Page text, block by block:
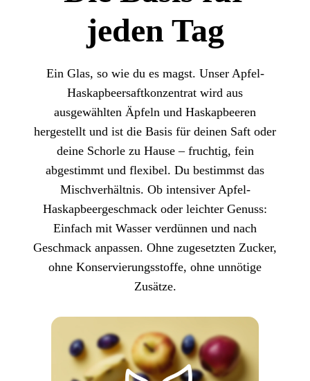
jeden Tag
Ein Glas, so wie du es magst. Unser Apfel-
Haskapbeersaftkonzentrat wird aus
ausgewählten Äpfeln und Haskapbeeren
hergestellt und ist die Basis für deinen Saft oder
deine Schorle zu Hause – fruchtig, fein
abgestimmt und flexibel. Du bestimmst das
Mischverhältnis. Ob intensiver Apfel-
Haskapbeergeschmack oder leichter Genuss:
Einfach mit Wasser verdünnen und nach
Geschmack anpassen. Ohne zugesetzten Zucker,
ohne Konservierungsstoffe, ohne unnötige
Zusätze.